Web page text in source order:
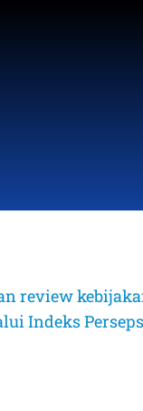
review
Indeks